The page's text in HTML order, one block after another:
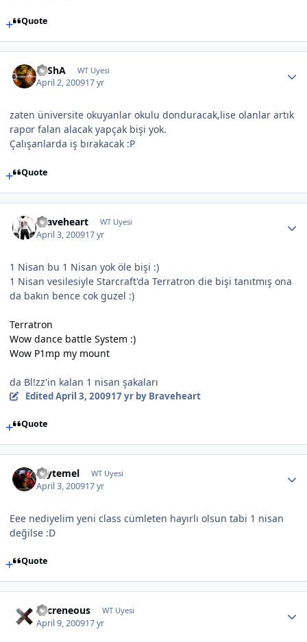
Quote
SaShA WT Uyesi
April 2, 200917 yr
zaten üniversite okuyanlar okulu donduracak,lise olanlar artık
rapor falan alacak yapçak bişi yok.
Çalışanlarda iş bırakacak :P
Quote
Braveheart WT Uyesi
April 3, 200917 yr
1 Nisan bu 1 Nisan yok öle bişi :)
1 Nisan vesilesiyle Starcraft'da Terratron die bişi tanıtmış ona
da bakın bence cok guzel :)
Terratron
Wow dance battle System :)
Wow P1mp my mount
da Bl!zz'in kalan 1 nisan şakaları
EditedApril 3, 200917 yrby Braveheart
Quote
caytemel WT Uyesi
April 3, 200917 yr
Eee nediyelim yeni class cümleten hayırlı olsun tabi 1 nisan
değilse :D
Quote
Sacreneous WT Uyesi
April 9, 200917 yr